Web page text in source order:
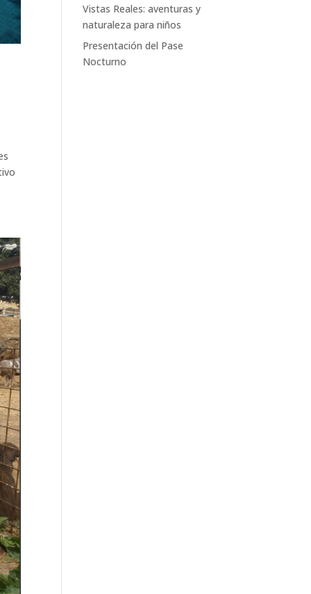
Vistas Reales: aventuras y
naturaleza para niños
Presentación del Pase
Nocturno